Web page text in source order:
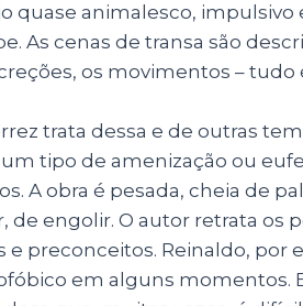
quase animalesco, impulsivo
As cenas de transa são
os movimentos – tudo
trata dessa e de outras
tipo de amenização ou
A obra é pesada, cheia de
de engolir. O autor retrata os
e preconceitos. Reinaldo, por
em alguns momentos.